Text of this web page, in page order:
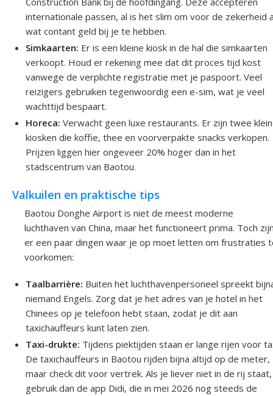
internationale passen, al is het slim om voor de zekerheid
wat contant geld bij je te hebben.
Simkaarten: Er is een kleine kiosk in de hal die simkaarten
verkoopt. Houd er rekening mee dat dit proces tijd kost
vanwege de verplichte registratie met je paspoort. Veel
reizigers gebruiken tegenwoordig een e-sim, wat je veel
wachttijd bespaart.
Horeca: Verwacht geen luxe restaurants. Er zijn twee
kiosken die koffie, thee en voorverpakte snacks verkopen.
Prijzen liggen hier ongeveer 20% hoger dan in het
stadscentrum van Baotou.
Valkuilen en praktische tips
Baotou Donghe Airport is niet de meest moderne
luchthaven van China, maar het functioneert prima. Toch
er een paar dingen waar je op moet letten om frustraties
voorkomen:
Taalbarrière: Buiten het luchthavenpersoneel spreekt
niemand Engels. Zorg dat je het adres van je hotel in het
Chinees op je telefoon hebt staan, zodat je dit aan
taxichauffeurs kunt laten zien.
Taxi-drukte: Tijdens piektijden staan er lange rijen voor
De taxichauffeurs in Baotou rijden bijna altijd op de meter,
maar check dit voor vertrek. Als je liever niet in de rij staat,
gebruik dan de app Didi, die in mei 2026 nog steeds de